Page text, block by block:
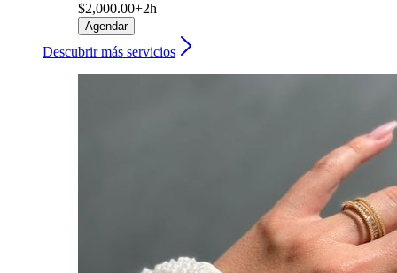
$2,000.00+2h
Agendar
Descubrir más servicios